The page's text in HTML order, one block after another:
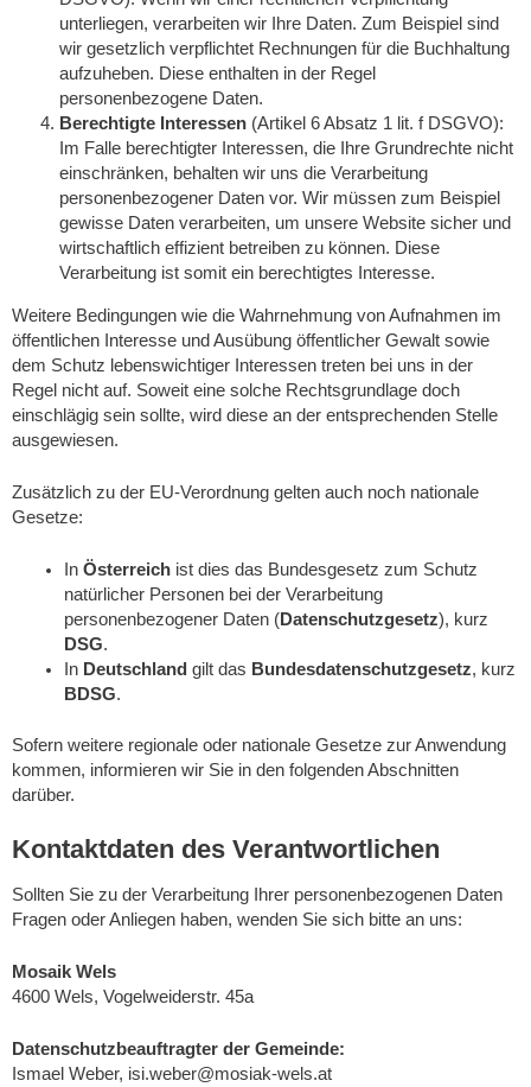
unterliegen, verarbeiten wir Ihre Daten. Zum Beispiel sind
wir gesetzlich verpflichtet Rechnungen für die Buchhaltung
aufzuheben. Diese enthalten in der Regel
personenbezogene Daten.
Berechtigte Interessen (Artikel 6 Absatz 1 lit. f DSGVO):
Im Falle berechtigter Interessen, die Ihre Grundrechte nicht
einschränken, behalten wir uns die Verarbeitung
personenbezogener Daten vor. Wir müssen zum Beispiel
gewisse Daten verarbeiten, um unsere Website sicher und
wirtschaftlich effizient betreiben zu können. Diese
Verarbeitung ist somit ein berechtigtes Interesse.
Weitere Bedingungen wie die Wahrnehmung von Aufnahmen im
öffentlichen Interesse und Ausübung öffentlicher Gewalt sowie
dem Schutz lebenswichtiger Interessen treten bei uns in der
Regel nicht auf. Soweit eine solche Rechtsgrundlage doch
einschlägig sein sollte, wird diese an der entsprechenden Stelle
ausgewiesen.
Zusätzlich zu der EU-Verordnung gelten auch noch nationale
Gesetze:
In Österreichist dies das Bundesgesetz zum Schutz
natürlicher Personen bei der Verarbeitung
personenbezogener Daten (Datenschutzgesetz), kurz
DSG.
In Deutschland gilt das Bundesdatenschutzgesetz, kurz
BDSG.
Sofern weitere regionale oder nationale Gesetze zur Anwendung
kommen, informieren wir Sie in den folgenden Abschnitten
darüber.
Kontaktdaten des Verantwortlichen
Sollten Sie zu der Verarbeitung Ihrer personenbezogenen Daten
Fragen oder Anliegen haben, wenden Sie sich bitte an uns:
Mosaik Wels
4600 Wels, Vogelweiderstr. 45a
Datenschutzbeauftragter der Gemeinde:
Ismael Weber, isi.weber@mosiak-wels.at